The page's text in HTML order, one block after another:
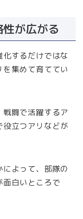
が広がる
化するだけではな
集めて育ててい
闘で活躍するア
立つアリなどが
よって、部隊の
白いところで